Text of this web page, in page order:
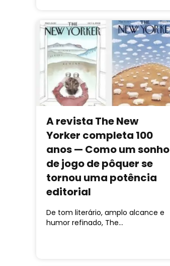
A revista The New
Yorker completa 100
anos — Como um sonho
de jogo de pôquer se
tornou uma potência
editorial
De tom literário, amplo alcance e
humor refinado, The…